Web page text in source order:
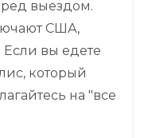
выездом.
США,
вы едете
который
на "все